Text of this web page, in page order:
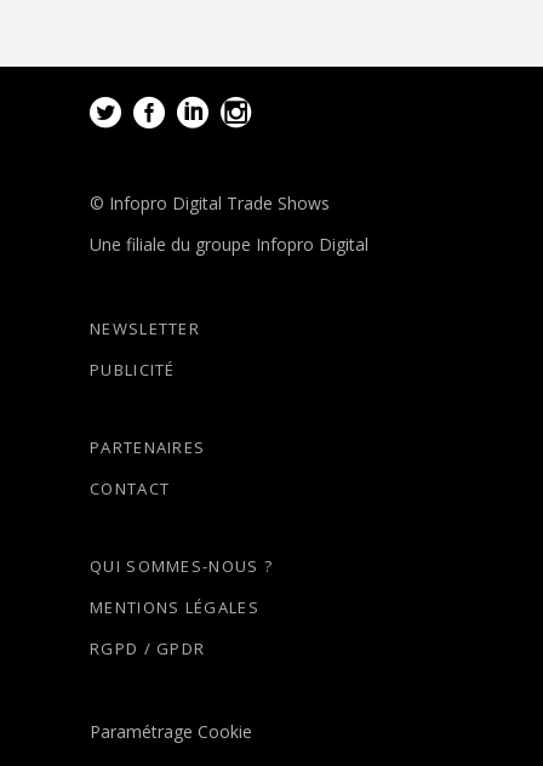
© Infopro Digital Trade Shows
Une filiale du groupe Infopro Digital
NEWSLETTER
PUBLICITÉ
PARTENAIRES
CONTACT
QUI SOMMES-NOUS ?
MENTIONS LÉGALES
RGPD / GPDR
Paramétrage Cookie